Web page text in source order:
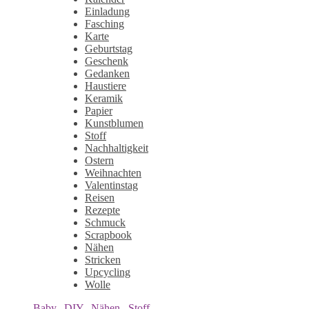
Einladung
Fasching
Karte
Geburtstag
Geschenk
Gedanken
Haustiere
Keramik
Papier
Kunstblumen
Stoff
Nachhaltigkeit
Ostern
Weihnachten
Valentinstag
Reisen
Rezepte
Schmuck
Scrapbook
Nähen
Stricken
Upcycling
Wolle